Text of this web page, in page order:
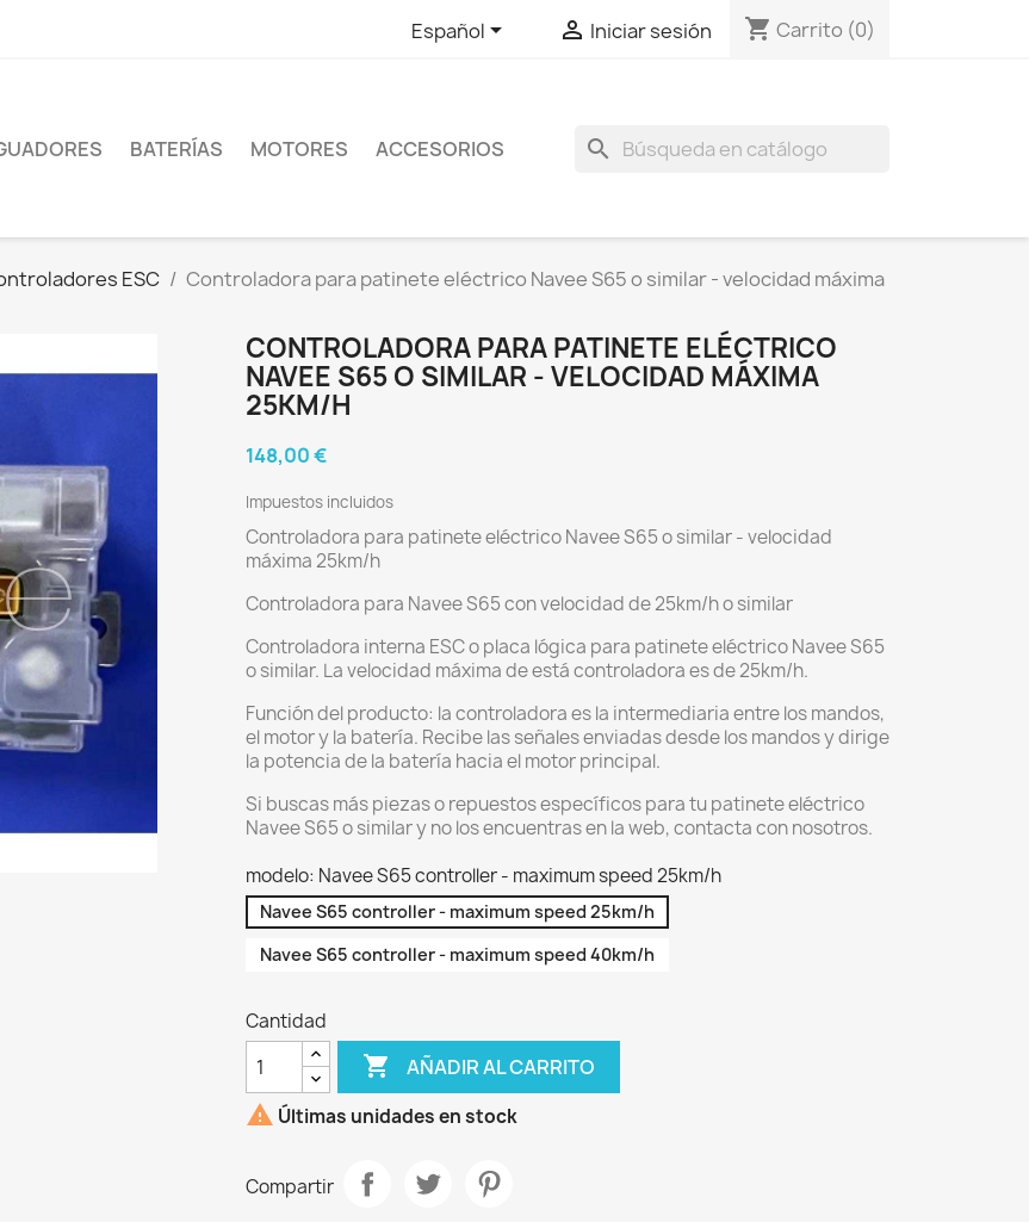
Español  Iniciar sesión shopping_cart Carrito (0)
BATERÍAS MOTORES ACCESORIOS search
ESC
Controladora para patinete eléctrico Navee S65 o similar - velocidad máxima
CONTROLADORA PARA PATINETE ELÉCTRICO
NAVEE S65 O SIMILAR - VELOCIDAD MÁXIMA
25KM/H
148,00 €
Impuestos incluidos
Controladora para patinete eléctrico Navee S65 o similar - velocidad
máxima 25km/h
Controladora para Navee S65 con velocidad de 25km/h o similar
Controladora interna ESC o placa lógica para patinete eléctrico Navee S65
o similar. La velocidad máxima de está controladora es de 25km/h.
Función del producto: la controladora es la intermediaria entre los mandos,
el motor y la batería. Recibe las señales enviadas desde los mandos y dirige
la potencia de la batería hacia el motor principal.
Si buscas más piezas o repuestos específicos para tu patinete eléctrico
Navee S65 o similar y no los encuentras en la web, contacta con nosotros.
modelo: Navee S65 controller - maximum speed 25km/h
Navee S65 controller - maximum speed 25km/h
Navee S65 controller - maximum speed 40km/h
Cantidad
 AÑADIR AL CARRITO
 Últimas unidades en stock
Compartir